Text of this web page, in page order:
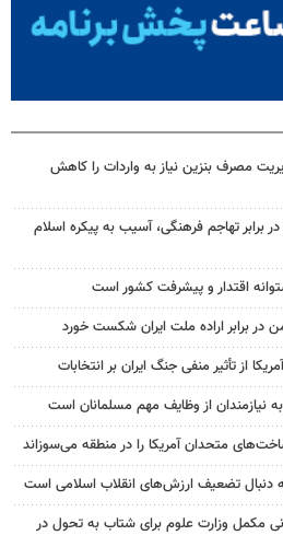
مصرف بنزین نیاز به واردات را کاهش
برابر تهاجم فرهنگی، آسیب به پیکره اسلام
اقتدار و پیشرفت کشور است
برابر اراده ملت ایران شکست خورد
از تأثیر منفی جنگ ایران بر انتخابات
نیازمندان از وظایف مهم مسلمانان است
متحدان آمریکا را در منطقه می‌سوزاند
دنبال تضعیف ارزش‌های انقلاب اسلامی است
مکمل وزارت علوم برای شتاب به تحول در